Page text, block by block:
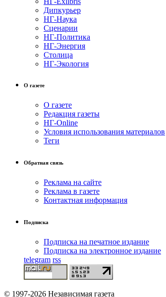
Дипкурьер
НГ-Наука
Сценарии
НГ-Политика
НГ-Энергия
Столица
НГ-Экология
О газете
О газете
Редакция газеты
НГ-Online
Условия использования материалов
Теги
Обратная связь
Реклама на сайте
Реклама в газете
Контактная информация
Подписка
Подписка на печатное издание
Подписка на электронное издание
telegram rss
© 1997-2026 Независимая газета